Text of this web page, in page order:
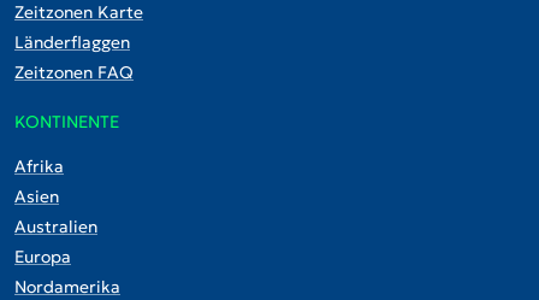
Zeitzonen Karte
Länderflaggen
Zeitzonen FAQ
KONTINENTE
Afrika
Asien
Australien
Europa
Nordamerika